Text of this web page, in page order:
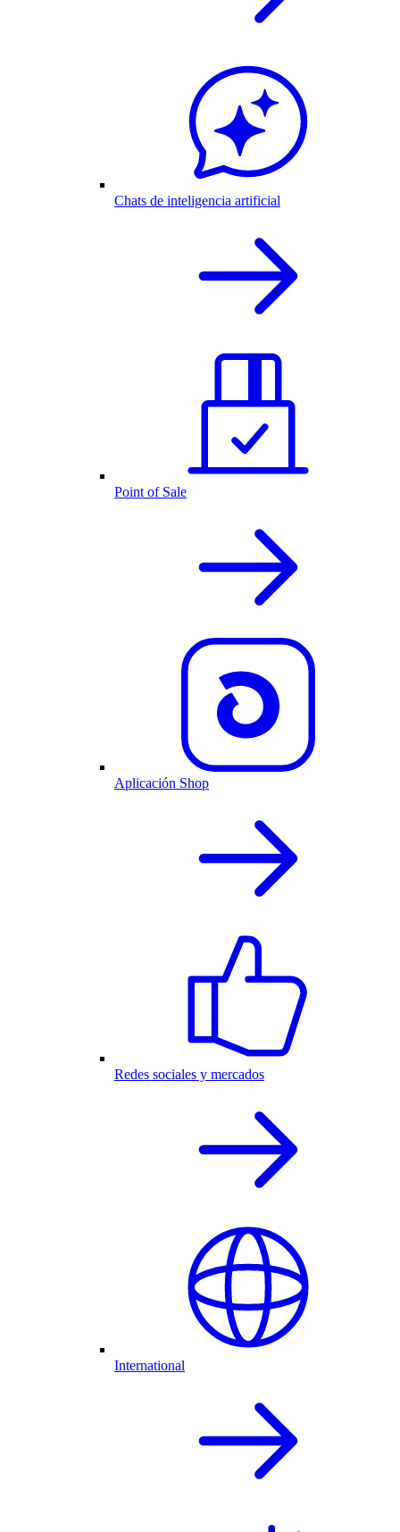
Chats de inteligencia artificial
Point of Sale
Aplicación Shop
Redes sociales y mercados
International